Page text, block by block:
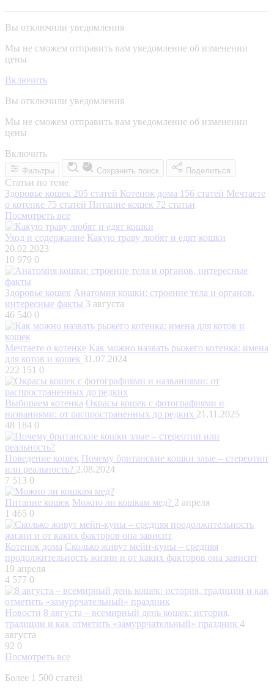
Вы отключили уведомления
Мы не сможем отправить вам уведомление об изменении
цены
Включить
Вы отключили уведомления
Мы не сможем отправить вам уведомление об изменении
цены
Включить
Фильтры Сохранить поиск Поделиться
Статьи по теме
Здоровье кошек 205 статей Котенок дома 156 статей Мечтаете
о котенке 75 статей Питание кошек 72 статьи
Посмотреть все
Уход и содержание Какую траву любят и едят кошки
20.02.2023
10 979 0
Здоровье кошек Анатомия кошки: строение тела и органов,
интересные факты 3 августа
46 540 0
Мечтаете о котенке Как можно назвать рыжего котенка: имена
для котов и кошек 31.07.2024
222 151 0
Выбираем котенка Окрасы кошек с фотографиями и
названиями: от распространенных до редких 21.11.2025
48 184 0
Поведение кошек Почему британские кошки злые – стереотип
или реальность? 2.08.2024
7 513 0
Питание кошек Можно ли кошкам мед? 2 апреля
1 465 0
Котенок дома Сколько живут мейн-куны – средняя
продолжительность жизни и от каких факторов она зависит
19 апреля
4 577 0
Новости 8 августа – всемирный день кошек: история,
традиции и как отметить «замуррчательный» праздник 4
августа
92 0
Посмотреть все
Более 1 500 статей